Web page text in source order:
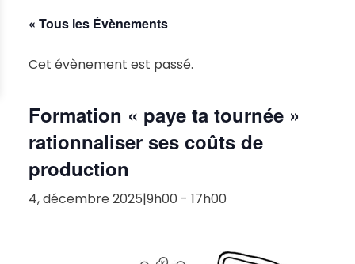
« Tous les Évènements
Cet évènement est passé.
Formation « paye ta tournée »
rationnaliser ses coûts de
production
4, décembre 2025|9h00 - 17h00